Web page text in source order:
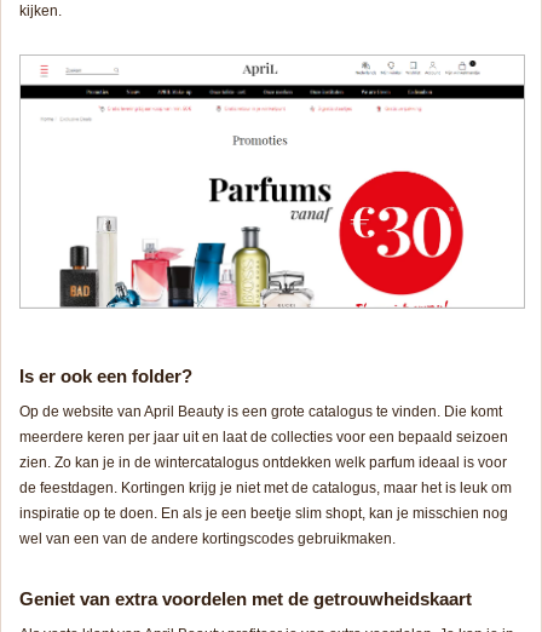
kijken.
Is er ook een folder?
Op de website van April Beauty is een grote catalogus te vinden. Die komt
meerdere keren per jaar uit en laat de collecties voor een bepaald seizoen
zien. Zo kan je in de wintercatalogus ontdekken welk parfum ideaal is voor
de feestdagen. Kortingen krijg je niet met de catalogus, maar het is leuk om
inspiratie op te doen. En als je een beetje slim shopt, kan je misschien nog
wel van een van de andere kortingscodes gebruikmaken.
Geniet van extra voordelen met de getrouwheidskaart